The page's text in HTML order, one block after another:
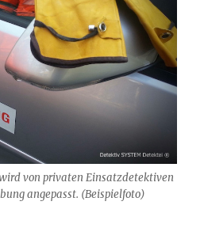
von privaten Einsatzdetektiven
angepasst. (Beispielfoto)